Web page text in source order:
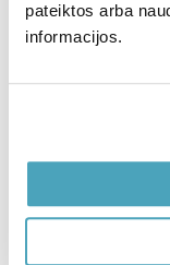
pateiktos arba
informacijos.
24,79€